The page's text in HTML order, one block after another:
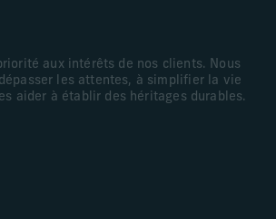
aux intérêts de nos clients. Nous
les attentes, à simplifier la vie
aider à établir des héritages durables.